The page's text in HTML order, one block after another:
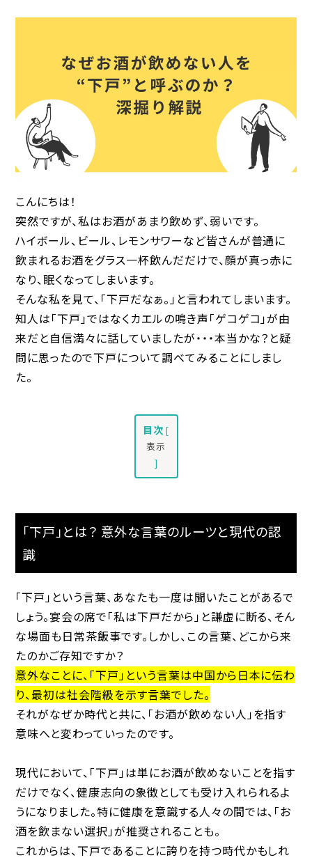
こんにちは！
突然ですが、私はお酒があまり飲めず、弱いです。
ハイボール、ビール、レモンサワーなど皆さんが普通に
飲まれるお酒をグラス一杯飲んだだけで、顔が真っ赤に
なり、眠くなってしまいます。
そんな私を見て、「下戸だなぁ。」と言われてしまいます。
知人は「下戸」ではなくカエルの鳴き声「ゲコゲコ」が由
来だと自信満々に話していましたが・・・本当かな？と疑
問に思ったので下戸について調べてみることにしまし
た。
目次 [
表示
]
「下戸」とは？ 意外な言葉のルーツと現代の認
識
「下戸」という言葉、あなたも一度は聞いたことがあるで
しょう。宴会の席で「私は下戸だから」と謙虚に断る、そん
な場面も日常茶飯事です。しかし、この言葉、どこから来
たのかご存知ですか？
意外なことに、「下戸」という言葉は中国から日本に伝わ
り、最初は社会階級を示す言葉でした。
それがなぜか時代と共に、「お酒が飲めない人」を指す
意味へと変わっていったのです。
現代において、「下戸」は単にお酒が飲めないことを指す
だけでなく、健康志向の象徴としても受け入れられるよ
うになりました。特に健康を意識する人々の間では、「お
酒を飲まない選択」が推奨されることも。
これからは、下戸であることに誇りを持つ時代かもしれ